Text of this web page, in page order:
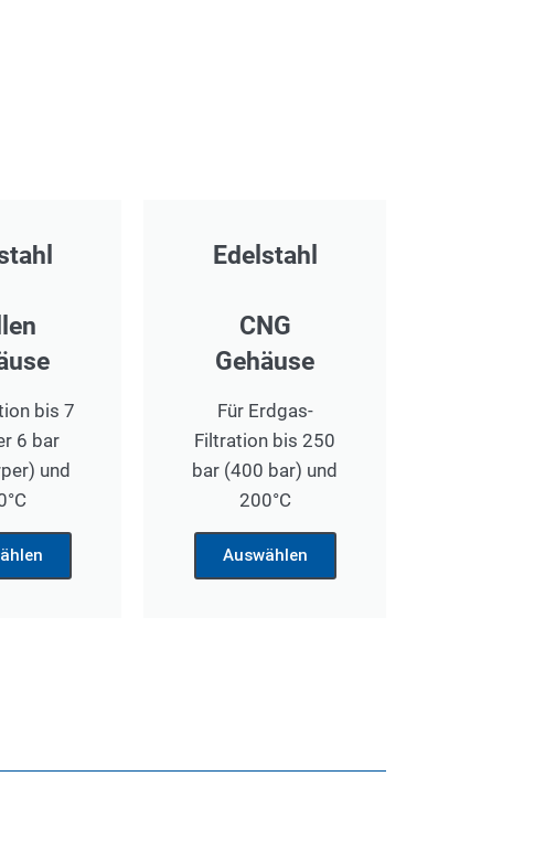
bis 7
6 bar
und
Edelstahl
CNG
Gehäuse
Für Erdgas-
Filtration bis 250
bar (400 bar) und
200°C
Auswählen